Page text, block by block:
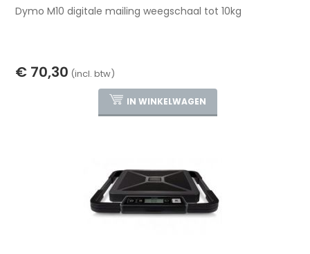
Dymo M10 digitale mailing weegschaal tot 10kg
€ 70,30 (incl. btw)
IN WINKELWAGEN